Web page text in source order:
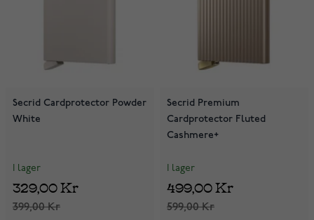
Secrid Cardprotector Powder
White
I lager
399,00 Kr
329,00 Kr
Secrid Premium
Cardprotector Fluted
Cashmere+
I lager
599,00 Kr
499,00 Kr